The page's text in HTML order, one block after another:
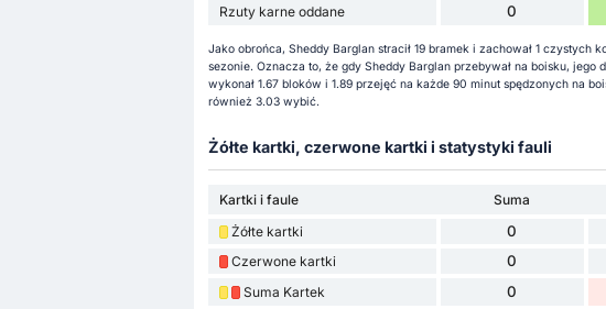
Rzuty karne oddane 0
Jako obrońca, Sheddy Barglan stracił 19 bramek i zachował 1 czystych
sezonie. Oznacza to, że gdy Sheddy Barglan przebywał na boisku, jego
wykonał 1.67 bloków i 1.89 przejęć na każde 90 minut spędzonych na
również 3.03 wybić.
Żółte kartki, czerwone kartki i statystyki fauli
Kartki i faule Suma
Żółte kartki
0
Czerwone kartki 0
Suma Kartek 0